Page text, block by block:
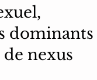
dominants
nexus